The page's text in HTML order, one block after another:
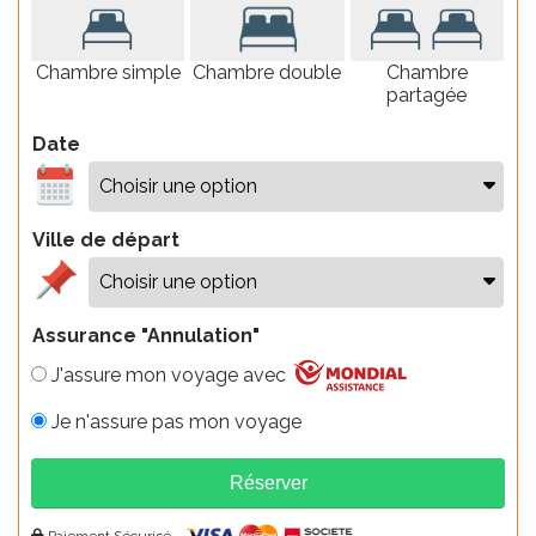
Chambre simple Chambre double
Chambre
partagée
Date
Ville de départ
Assurance "Annulation"
J'assure mon voyage avec
Je n'assure pas mon voyage
Réserver